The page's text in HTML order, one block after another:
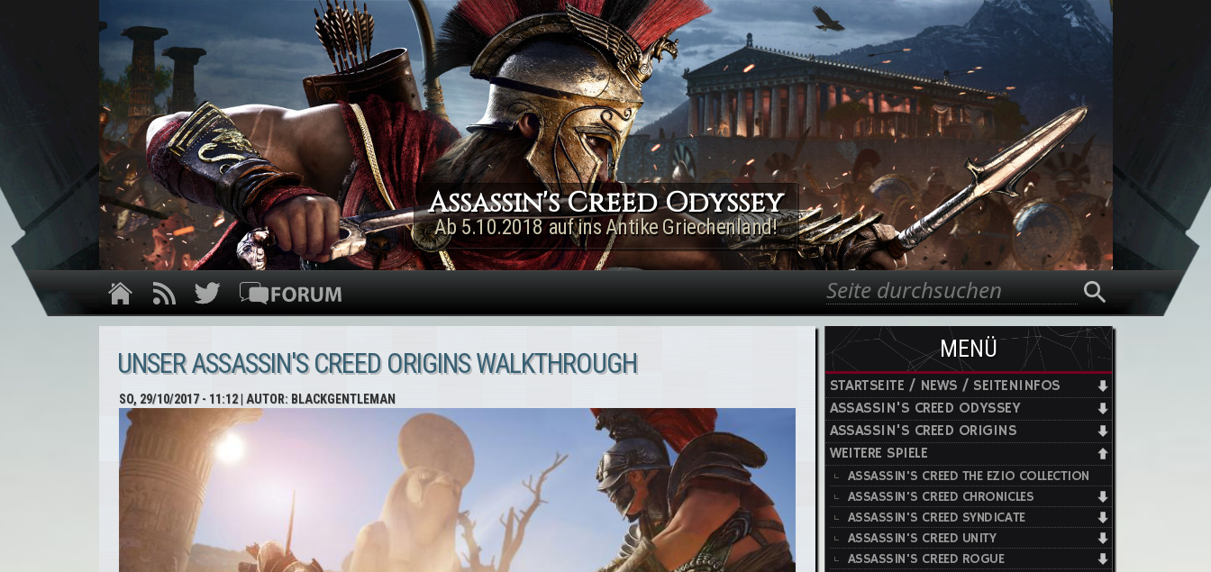
Direkt zum Inhalt
Assassin's Creed Rogue
Remastered
Jetzt für PS4 & Xbox One!
Suchformular
Suche
UNSER ASSASSIN'S CREED ORIGINS WALKTHROUGH
SO, 29/10/2017 - 11:12| AUTOR: BLACKGENTLEMAN
MENÜ
STARTSEITE / NEWS / SEITENINFOS
ASSASSIN'S CREED ODYSSEY
ASSASSIN'S CREED ORIGINS
WEITERE SPIELE
ASSASSIN'S CREED THE EZIO COLLECTION
ASSASSIN'S CREED CHRONICLES
ASSASSIN'S CREED SYNDICATE
ASSASSIN'S CREED UNITY
ASSASSIN'S CREED ROGUE